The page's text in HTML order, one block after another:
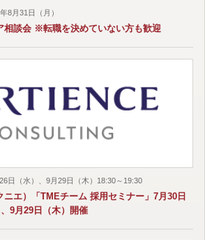
8月31日（月）
相談会 ※転職を決めていない方も歓迎
日（水）、9月29日（木）18:30～19:30
ニエ）「TMEチーム 採用セミナー」7月30日
9月29日（木）開催